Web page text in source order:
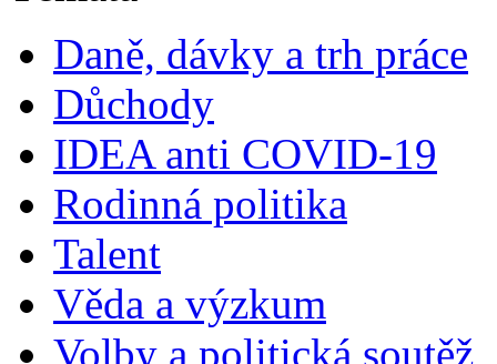
Daně, dávky a trh práce
Důchody
IDEA anti COVID-19
Rodinná politika
Talent
Věda a výzkum
Volby a politická soutěž